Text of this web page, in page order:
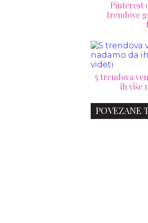
Pinterest
trendove
5 trendova
ih više
POVEZANE